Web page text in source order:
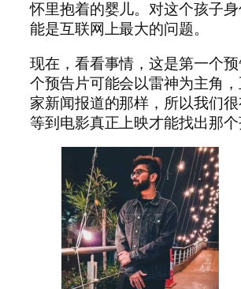
怀里抱着的婴儿。对这个孩子
能是互联网上最大的问题。
现在，看看事情，这是第一个
个预告片可能会以雷神为主角
家新闻报道的那样，所以我们
等到电影真正上映才能找出那个